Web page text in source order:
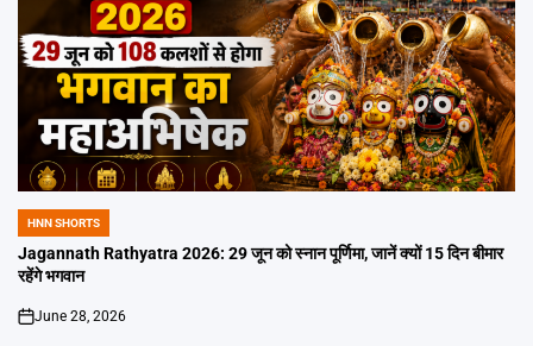
POSTED
IN
HNN SHORTS
Jagannath Rathyatra 2026: 29 जून को स्नान पूर्णिमा, जानें क्यों 15 दिन बीमार
रहेंगे भगवान
on
June 28, 2026